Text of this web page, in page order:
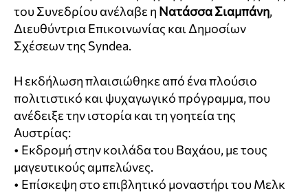
του Συνεδρίου ανέλαβε η Νατάσσα Σιαμπάνη,
Διευθύντρια Επικοινωνίας και Δημοσίων
Σχέσεων της Syndea.
Η εκδήλωση πλαισιώθηκε από ένα πλούσιο
πολιτιστικό και ψυχαγωγικό πρόγραμμα, που
ανέδειξε την ιστορία και τη γοητεία της
Αυστρίας:
• Εκδρομή στην κοιλάδα του Βαχάου, με τους
μαγευτικούς αμπελώνες.
• Επίσκεψη στο επιβλητικό μοναστήρι του Μελκ